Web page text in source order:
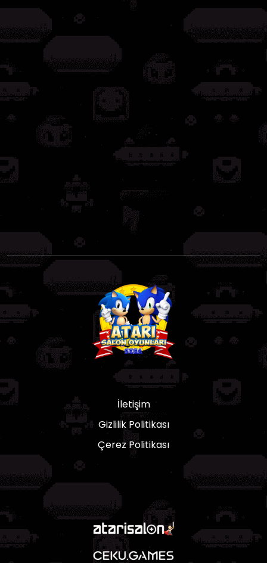
İletişim
Gizlilik Politikası
Çerez Politikası